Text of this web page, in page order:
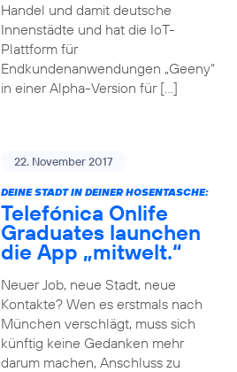
Handel und damit deutsche
Innenstädte und hat die IoT-
Plattform für
Endkundenanwendungen „Geeny“
in einer Alpha-Version für […]
22. November 2017
DEINE STADT IN DEINER HOSENTASCHE:
Telefónica Onlife
Graduates launchen
die App „mitwelt.“
Neuer Job, neue Stadt, neue
Kontakte? Wen es erstmals nach
München verschlägt, muss sich
künftig keine Gedanken mehr
darum machen, Anschluss zu